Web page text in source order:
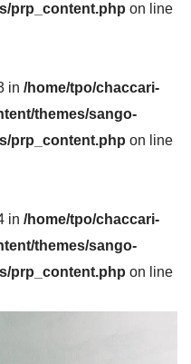
prp_content.php on line
in /home/tpo/chaccari-
themes/sango-
prp_content.php on line
in /home/tpo/chaccari-
themes/sango-
prp_content.php on line